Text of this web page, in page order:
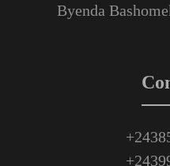
Byenda